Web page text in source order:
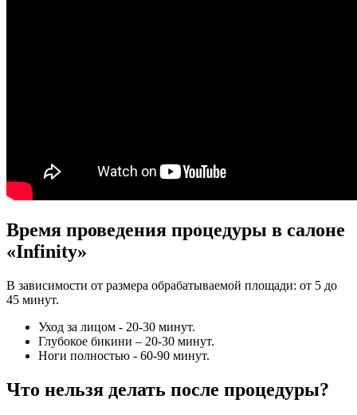
Время проведения процедуры в салоне
«Infinity»
В зависимости от размера обрабатываемой площади: от 5 до
45 минут.
Уход за лицом - 20-30 минут.
Глубокое бикини – 20-30 минут.
Ноги полностью - 60-90 минут.
Что нельзя делать после процедуры?